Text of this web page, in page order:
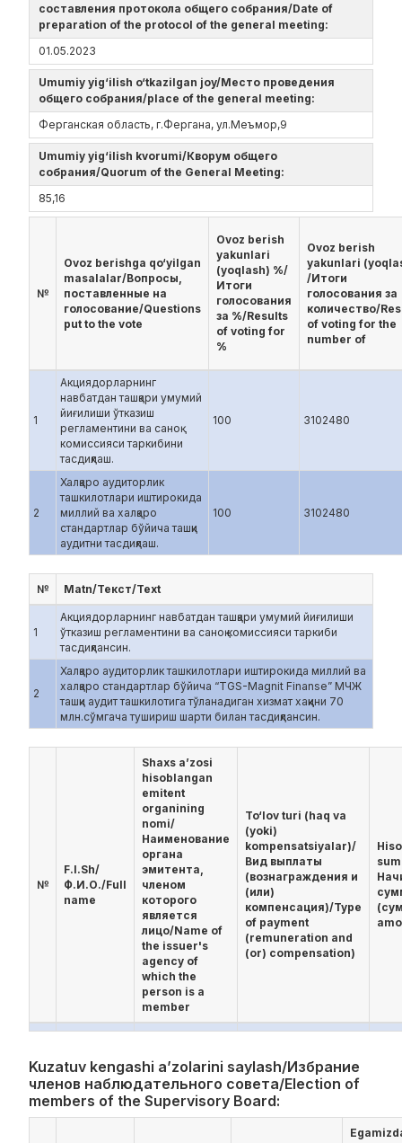
составления протокола общего собрания/Date of
preparation of the protocol of the general meeting:
01.05.2023
Umumiy yig‘ilish o‘tkazilgan joy/Место проведения
общего собрания/place of the general meeting:
Ферганская область, г.Фергана, ул.Меъмор,9
Umumiy yig‘ilish kvorumi/Кворум общего
собрания/Quorum of the General Meeting:
85,16
№
Ovoz berishga qo‘yilgan
masalalar/Вопросы,
поставленные на
голосование/Questions
put to the vote
Ovoz berish
yakunlari
(yoqlash) %/
Итоги
голосования
за %/Results
of voting for
%
Ovoz berish
yakunlari
/Итоги
голосования за
количество/
of voting for the
number of
1
Акциядорларнинг
навбатдан ташқари умумий
йиғилиши ўтказиш
регламентини ва саноқ
комиссияси таркибини
тасдиқлаш.
100 3102480
2
Халқаро аудиторлик
ташкилотлари иштирокида
миллий ва халқаро
стандартлар бўйича ташқи
аудитни тасдиқлаш.
100 3102480
№ Matn/Текст/Text
1
Акциядорларнинг навбатдан ташқари умумий йиғилиши
ўтказиш регламентини ва саноқ комиссияси таркиби
тасдиқлансин.
2
Халқаро аудиторлик ташкилотлари иштирокида миллий ва
халқаро стандартлар бўйича “TGS-Magnit Finanse” МЧЖ
ташқи аудит ташкилотига тўланадиган хизмат хаққини 70
млн.сўмгача тушириш шарти билан тасдиқлансин.
№
F.I.Sh/
Ф.И.О./Full
name
Shaxs a’zosi
hisoblangan
emitent
organining
nomi/
Наименование
органа
эмитента,
членом
которого
является
лицо/Name of
the issuer's
agency of
which the
person is a
member
To‘lov turi (haq va
(yoki)
kompensatsiyalar)/
Вид выплаты
(вознаграждения и
(или)
компенсация)/Type
of payment
(remuneration and
(or) compensation)
Kuzatuv kengashi a’zolarini saylash/Избрание
членов наблюдательного совета/Election of
members of the Supervisory Board: